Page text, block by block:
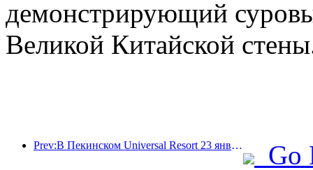
демонстрирующий
Великой Китайской
Prev:В Пекинском Universal Resort 23 января стартует мероприятие, посвященное китайскому Новому году, которое продлится 40 дней.
Go